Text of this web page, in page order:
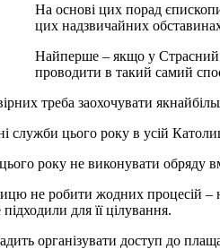
На основі цих порад
цих надзвичайних
Найперше – якщо у Страсний
проводити в такий самий
треба заохочувати
служби цього року в усій
року не виконувати обряду
не робити жодних процесій
для її цілування.
організувати доступ до